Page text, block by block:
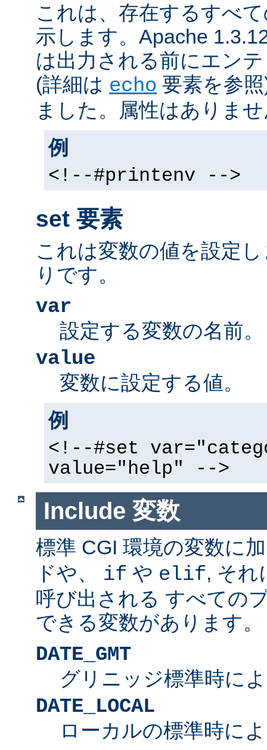
これは、存在するすべ
示します。Apache
は出力される前にエン
(詳細は echo 要素を参
ました。属性はありま
例
<!--#printenv -->
set 要素
これは変数の値を設定
りです。
var
設定する変数の名前。
value
変数に設定する値。
例
<!--#set
value="help" -->
Include 変数
標準 CGI 環境の変数に
ドや、 if や elif, それ
呼び出される すべての
できる変数があります。
DATE_GMT
グリニッジ標準時に
DATE_LOCAL
ローカルの標準時に